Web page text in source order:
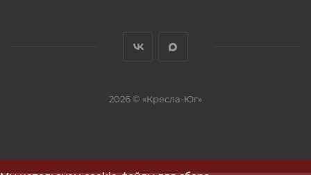
2026 © «Кресла-Юг»